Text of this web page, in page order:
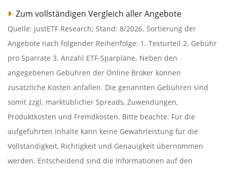
Zum vollständigen Vergleich aller Angebote
Quelle: justETF Research; Stand: 8/2026. Sortierung der
Angebote nach folgender Reihenfolge: 1. Testurteil 2. Gebühr
pro Sparrate 3. Anzahl ETF-Sparpläne. Neben den
angegebenen Gebühren der Online Broker können
zusätzliche Kosten anfallen. Die genannten Gebühren sind
somit zzgl. marktüblicher Spreads, Zuwendungen,
Produktkosten und Fremdkosten. Bitte beachte: Für die
aufgeführten Inhalte kann keine Gewährleistung für die
Vollständigkeit, Richtigkeit und Genauigkeit übernommen
werden. Entscheidend sind die Informationen auf den